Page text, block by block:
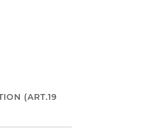
(ART.19